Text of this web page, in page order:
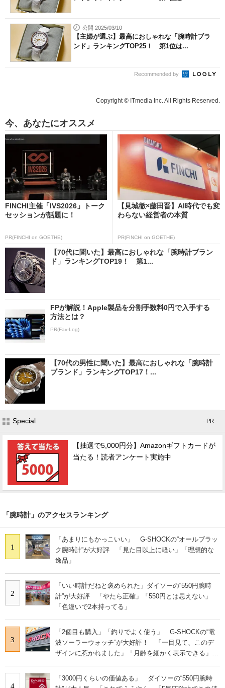
公開 2025/03/10
【主婦が選ぶ】最高におしゃれな「腕時計ブラ
ンド」ランキングTOP25！ 第1位は...
Recommended by
Copyright © ITmedia Inc. All Rights Reserved.
今、あなたにオススメ
FINCHI主催「IVS2026」トーク
セッションが話題に！
PR(FINCHI on GOETHE)
【見城徹×藤田晋】AI時代でも変
わらない経営者の本質
PR(FINCHI on GOETHE)
【70代に聞いた】最高におしゃれな「腕時計ブラン
ド」ランキングTOP19！ 第1...
FPが解説！Apple製品を分割手数料0円で入手する
方法とは？
PR(Fav-Log)
【70代の男性に聞いた】最高におしゃれな「腕時計
ブランド」ランキングTOP17！...
Special - PR -
【抽選で5,000円分】Amazonギフトカードが
当たる！読者アンケート実施中
「腕時計」のアクセスランキング
1
「あまりにもかっこいい」 G-SHOCKの“オールブラッ
ク腕時計”が大好評 「見た目以上に軽い」「理想的な
逸品」
2
「いい時計だねと褒められた」ダイソーの“550円腕時
計”が大好評 「やたら正確」「550円とは思えない」
「色違いで2本持ってる」
3
「2個目も購入」「釣りでよく使う」 G-SHOCKの“電
波ソーラーウォッチ”が大好評！ 「一目見て、このデ
ザインに惹かれました」「月齢を細かく表示できる」
4
「3000円くらいの価値ある」 ダイソーの“550円腕時